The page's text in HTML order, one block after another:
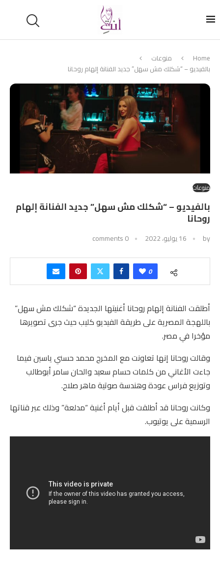
Home
منوعات
بالفيديو – “شكلك مش سهل” جديد الفنانة إلهام روحانا
منوعات
بالفيديو – “شكلك مش سهل” جديد الفنانة إلهام
روحانا
by 16 يوليو، 2022 0 comments
0
أطلقت الفنانة إلهام روحانا أغنيتها الجديدة “شكلك مش سهل”
باللهجة المصرية على طريقة الفيديو كليب حيث جرى تصويرها
مؤخرا في مصر.
وقالت روحانا إنها تعاونت مع المخرج محمد حسني ياسين فيما
جاءت الأغاني من كلمات حسام سعيد والحان سامر أبوطالب
وتوزيع فراس عودة وهندسة صوتية ماهر صلاح.
وكانت روحانا قد أطلقت قبل أيام أغنية “مدلعة” وذلك عبر قناتها
الرسمية على يوتيوب.